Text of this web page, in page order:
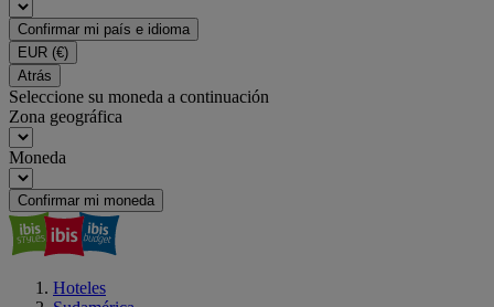
Confirmar mi país e idioma
EUR (€)
Atrás
Seleccione su moneda a continuación
Zona geográfica
Moneda
Confirmar mi moneda
Hoteles